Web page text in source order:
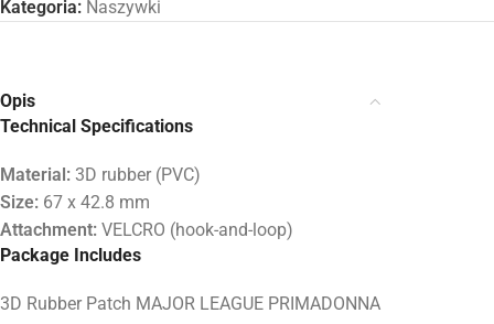
Kategoria: Naszywki
Opis
Technical Specifications
Material: 3D rubber (PVC)
Size: 67 x 42.8 mm
Attachment: VELCRO (hook-and-loop)
Package Includes
3D Rubber Patch MAJOR LEAGUE PRIMADONNA